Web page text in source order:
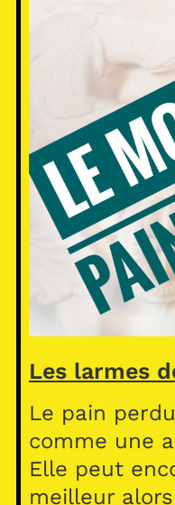
Les larmes
Le pain
comme une
Elle peut
meilleur